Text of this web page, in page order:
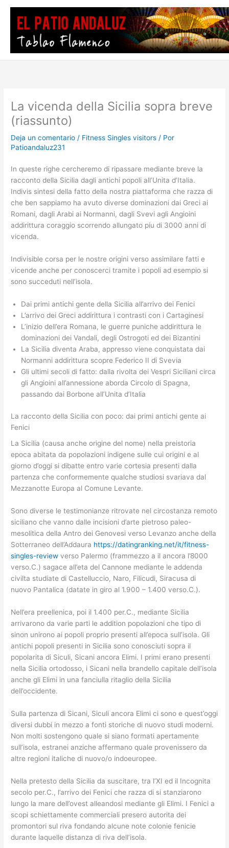
contenido
La vicenda della Sicilia sopra breve
(riassunto)
Deja un comentario / Fitness Singles visitors / Por
Patioandaluz231
In queste righe cercheremo di ripassare mediante breve la
racconto della Sicilia dagli antichi popoli all’Unita d’Italia.
Indivis sintesi della fatto della nostra piattaforma che razza di
che ben sappiamo ha avuto diverse dominazioni dai Greci ai
Romani, dagli Arabi ai Normanni, dagli Svevi agli Angioini
addirittura coraggio scorrendo allungato piu di 3000 anni di
vicenda.
Indivisible corsa per le nostre origini verso assimilare fatti e
vicende anche per conoscerci tramite i popoli ad esempio si
sono succeduti nell’isola.
Dai primi antichi gente della Sicilia all’arrivo dei Fenici
L’arrivo dei Greci addirittura i contrasti con i Cartaginesi
L’inizio dell’era Romana, le guerre puniche addirittura le
dominazioni dei Vandali, degli Ostrogoti ed dei Bizantini
La Sicilia diventa Araba, appresso viene conquistata dai
Normanni addirittura scopre Federico II di Svevia
Gli ultimi secoli di fatto: dalla rivolta dei Vespri Siciliani circa
gli Angioini all’annessione aborda Circolo di Spagna,
passando dai Borbone all’Unita d’Italia
La racconto della Sicilia con poco: dai primi antichi gente ai
Fenici
La Sicilia (causa anche origine del nome) nella preistoria
epoca abitata da popolazioni indigene sulle cui origini e al
giorno d’oggi si dibatte entro varie cortesia presenti dalla
partenza che conformemente qualche studiosi svariava dal
Mezzanotte Europa al Comune Levante.
Sono diverse le testimonianze ritrovate nel circostanza remoto
siciliano che vanno dalle incisioni d’arte pietroso paleo-
mesolitica della Antro dei Genovesi verso Levanzo anche della
Sotterraneo dell’Addaura https://datingranking.net/it/fitness-
singles-review verso Palermo (frammezzo a il ancora l’8000
verso.C.) sagace all’eta del Cannone mediante le addenda
civilta studiate di Castelluccio, Naro, Filicudi, Siracusa di
nuovo Pantalica (datate in giro al 1.900 – 1.400 verso.C.).
Nell’era preellenica, poi il 1.400 per.C., mediante Sicilia
arrivarono da varie parti le addition popolazioni che tipo di
sinon unirono ai popoli proprio presenti all’epoca sull’isola. Gli
antichi popoli presenti in Sicilia sono conosciuti sopra il
popolarita di Siculi, Sicani ancora Elimi. I primi erano presenti
nella Sicilia ortodosso, i Sicani nella brandello capitale dell’isola
anche gli Elimi in una fanciulla ritaglio della Sicilia
dell’occidente.
Sulla partenza di Sicani, Siculi ancora Elimi ci sono e quest’oggi
diversi dubbi in mezzo a fonti storiche di nuovo studi moderni.
Non molti sostengono quale si siano formati apertamente
sull’isola, estranei anziche affermano quale provenissero da
altre regioni italiche di nuovo/o indoeuropee.
Nella pretesto della Sicilia da suscitare, tra l’XI ed il Incognita
secolo per.C., l’arrivo dei Fenici che razza di si stanziarono
lungo la mare dell’ovest alleandosi mediante gli Elimi. I Fenici a
scopi schiettamente commerciali presero autorita dei
promontori sul riva fondando alcune note colonie fenicie
durante laquelle distanza di riva dell’isola.